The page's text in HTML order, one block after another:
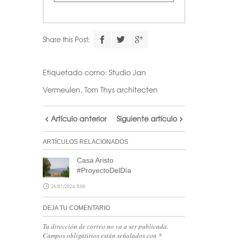
Share this Post:
Etiquetado como: Studio Jan
Vermeulen, Tom Thys architecten
Artículo anterior Siguiente artículo
ARTÍCULOS RELACIONADOS
Casa Aristo
#ProyectoDelDía
26/01/2024, 8:00
DEJA TU COMENTARIO
Tu dirección de correo no va a ser publicada.
Campos obligatirios están señalados con *